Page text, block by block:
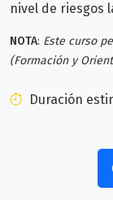
nivel de riesgos
NOTA: Este curso
(Formación y
Duración